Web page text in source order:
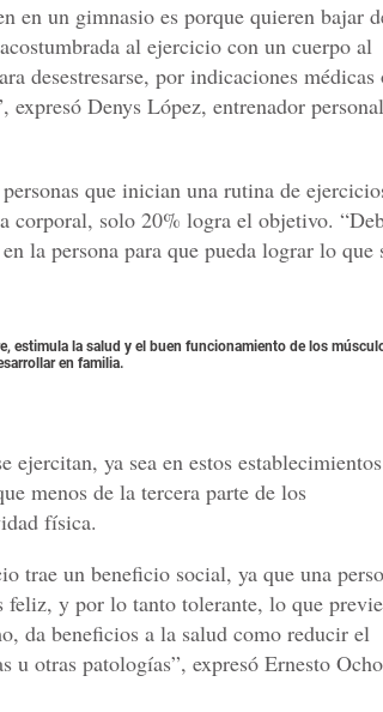
en un gimnasio es porque quieren bajar
al ejercicio con un cuerpo al
desestresarse, por indicaciones médicas
Denys López, entrenador
que inician una rutina de
corporal, solo 20% logra el objetivo.
la persona para que pueda lograr lo que
estimula la salud y el buen funcionamiento de los
en familia.
ejercitan, ya sea en estos
menos de la tercera parte de los
física.
trae un beneficio social, ya que una
feliz, y por lo tanto tolerante, lo que
da beneficios a la salud como reducir el
u otras patologías”, expresó Ernesto